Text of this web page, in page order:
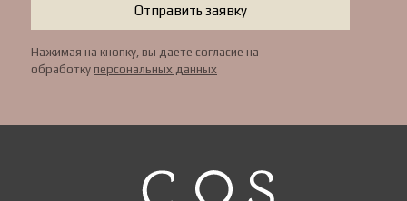
Отправить заявку
Нажимая на кнопку, вы даете согласие на
обработку персональных данных